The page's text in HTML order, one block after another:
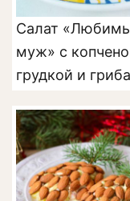
Салат
муж» с
грудкой и